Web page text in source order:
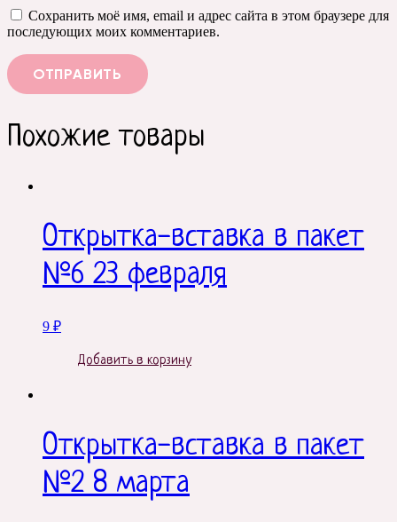
Сохранить моё имя, email и адрес сайта в этом браузере для
последующих моих комментариев.
Похожие товары
Открытка-вставка в пакет
№6 23 февраля
9 ₽
Добавить в корзину
Открытка-вставка в пакет
№2 8 марта